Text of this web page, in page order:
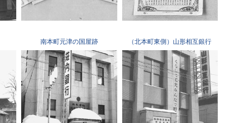
南本町元津の国屋跡 （北本町東側）山形相互銀行